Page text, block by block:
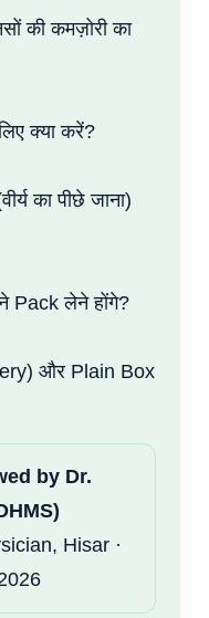
की कमज़ोरी का
क्या करें?
का पीछे जाना)
Pack लेने होंगे?
और Plain Box
by Dr.
Hisar ·